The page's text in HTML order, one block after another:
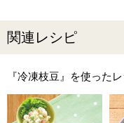
関連レシピ
『冷凍枝豆』を使った